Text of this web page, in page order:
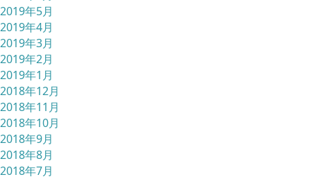
2019年5月
2019年4月
2019年3月
2019年2月
2019年1月
2018年12月
2018年11月
2018年10月
2018年9月
2018年8月
2018年7月